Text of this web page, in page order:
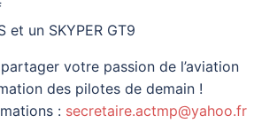
et un SKYPER GT9
votre passion de l’aviation
des pilotes de demain !
: secretaire.actmp@yahoo.fr